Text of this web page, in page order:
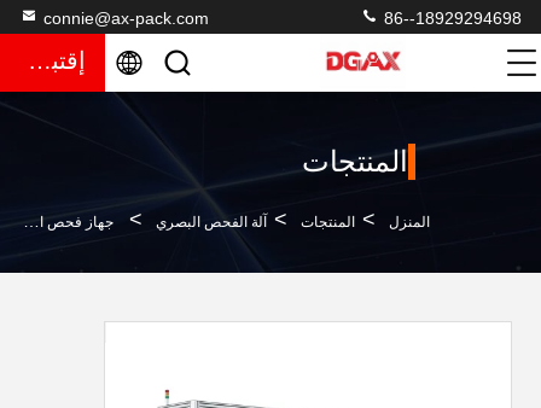
connie@ax-pack.com 86--18929294698
إقتباس
المنتجات
المنزل > المنتجات > آلة الفحص البصري > جهاز فحص اختراق ذكي PLC طاولة الزجاج المزدوج جهاز الفحص البصري